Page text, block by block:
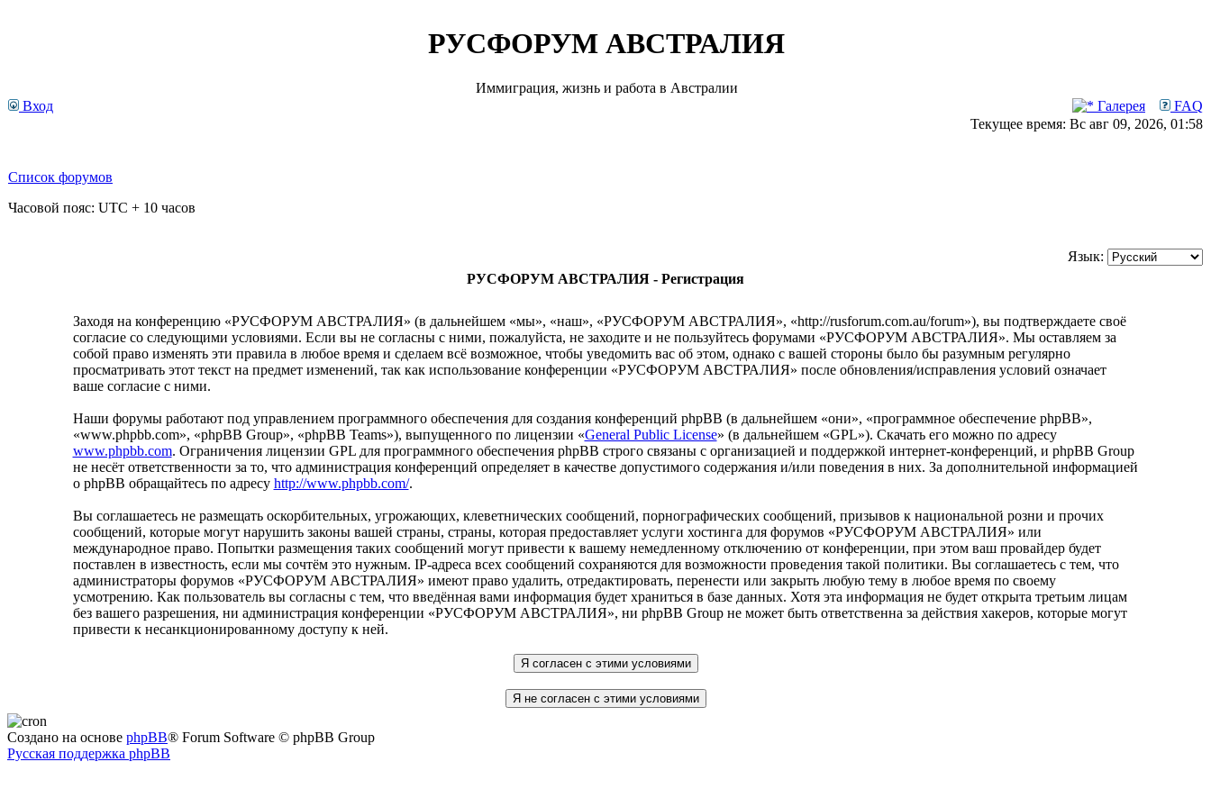
РУСФОРУМ АВСТРАЛИЯ
Иммиграция, жизнь и работа в Австралии
Вход
Галерея
FAQ
Текущее время: Вс авг 09, 2026, 01:58
Список форумов
Часовой пояс: UTC + 10 часов
Язык:
РУСФОРУМ АВСТРАЛИЯ - Регистрация
Заходя на конференцию «РУСФОРУМ АВСТРАЛИЯ» (в дальнейшем «мы», «наш», «РУСФОРУМ АВСТРАЛИЯ», «http://rusforum.com.au/forum»), вы подтверждаете своё
согласие со следующими условиями. Если вы не согласны с ними, пожалуйста, не заходите и не пользуйтесь форумами «РУСФОРУМ АВСТРАЛИЯ». Мы оставляем за
собой право изменять эти правила в любое время и сделаем всё возможное, чтобы уведомить вас об этом, однако с вашей стороны было бы разумным регулярно
просматривать этот текст на предмет изменений, так как использование конференции «РУСФОРУМ АВСТРАЛИЯ» после обновления/исправления условий означает
ваше согласие с ними.
Наши форумы работают под управлением программного обеспечения для создания конференций phpBB (в дальнейшем «они», «программное обеспечение phpBB»,
«www.phpbb.com», «phpBB Group», «phpBB Teams»), выпущенного по лицензии «General Public License» (в дальнейшем «GPL»). Скачать его можно по адресу
www.phpbb.com. Ограничения лицензии GPL для программного обеспечения phpBB строго связаны с организацией и поддержкой интернет-конференций, и phpBB Group
не несёт ответственности за то, что администрация конференций определяет в качестве допустимого содержания и/или поведения в них. За дополнительной информацией
о phpBB обращайтесь по адресу http://www.phpbb.com/.
Вы соглашаетесь не размещать оскорбительных, угрожающих, клеветнических сообщений, порнографических сообщений, призывов к национальной розни и прочих
сообщений, которые могут нарушить законы вашей страны, страны, которая предоставляет услуги хостинга для форумов «РУСФОРУМ АВСТРАЛИЯ» или
международное право. Попытки размещения таких сообщений могут привести к вашему немедленному отключению от конференции, при этом ваш провайдер будет
поставлен в известность, если мы сочтём это нужным. IP-адреса всех сообщений сохраняются для возможности проведения такой политики. Вы соглашаетесь с тем, что
администраторы форумов «РУСФОРУМ АВСТРАЛИЯ» имеют право удалить, отредактировать, перенести или закрыть любую тему в любое время по своему
усмотрению. Как пользователь вы согласны с тем, что введённая вами информация будет храниться в базе данных. Хотя эта информация не будет открыта третьим лицам
без вашего разрешения, ни администрация конференции «РУСФОРУМ АВСТРАЛИЯ», ни phpBB Group не может быть ответственна за действия хакеров, которые могут
привести к несанкционированному доступу к ней.
Создано на основе phpBB® Forum Software © phpBB Group
Русская поддержка phpBB